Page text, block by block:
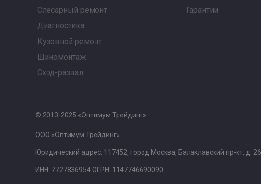
Слесарный ремонт
Диагностика
Кузовной ремонт
Шиномонтаж
Сход-развал
Гарантии
© 2013-2025 «Оптимум Трейдинг»
ООО «Оптимум Трейдинг»
Юридический адрес: 117452, город Москва, Балаклавский пр-кт, д. 26
ИНН: 7727836954 ОГРН: 1147746690090